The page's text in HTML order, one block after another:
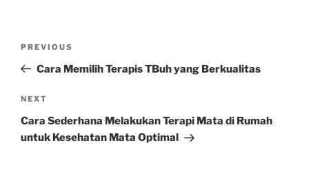
Previous
Post
PREVIOUS
Cara Memilih Terapis TBuh yang Berkualitas
Next
Post
NEXT
Cara Sederhana Melakukan Terapi Mata di Rumah
untuk Kesehatan Mata Optimal